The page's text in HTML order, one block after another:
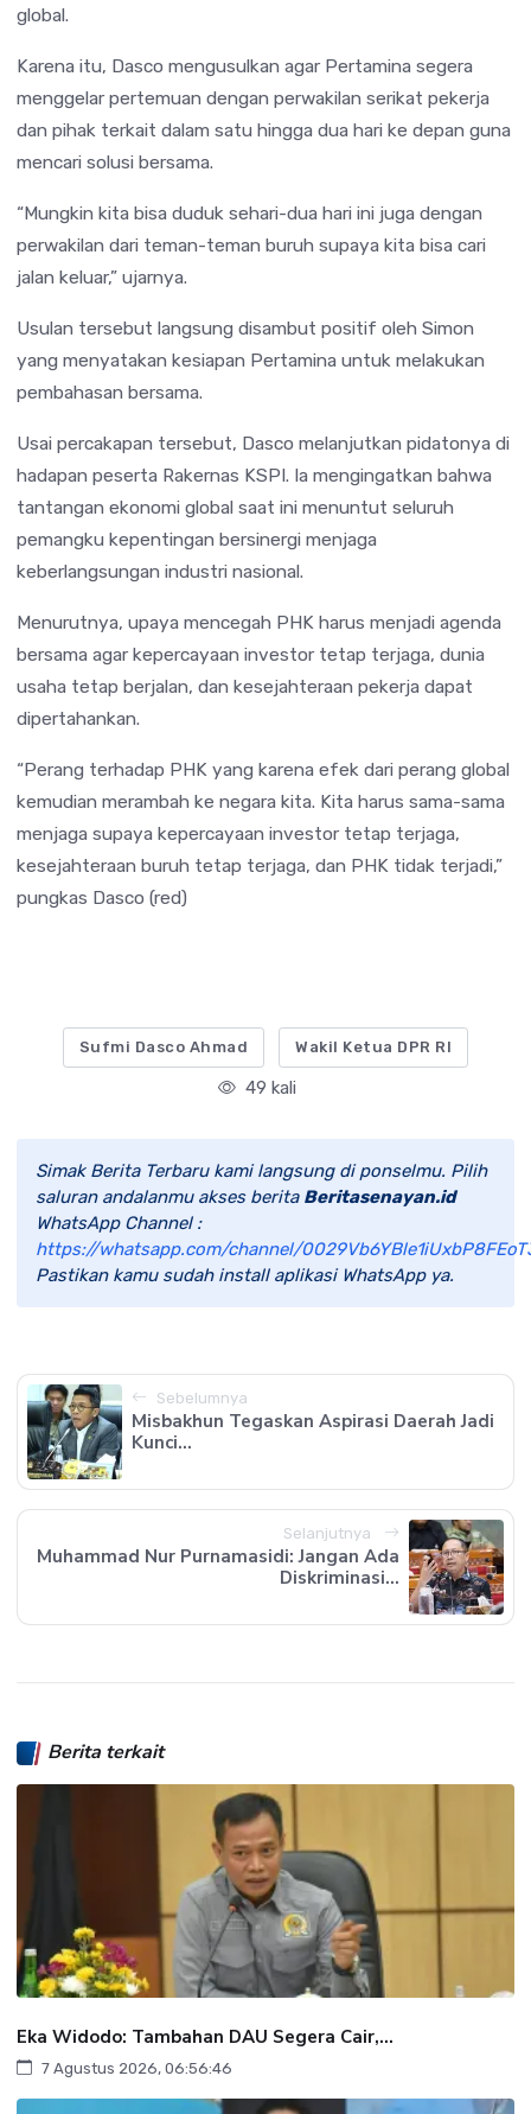
global.
Karena itu, Dasco mengusulkan agar Pertamina segera
menggelar pertemuan dengan perwakilan serikat pekerja
dan pihak terkait dalam satu hingga dua hari ke depan guna
mencari solusi bersama.
“Mungkin kita bisa duduk sehari-dua hari ini juga dengan
perwakilan dari teman-teman buruh supaya kita bisa cari
jalan keluar,” ujarnya.
Usulan tersebut langsung disambut positif oleh Simon
yang menyatakan kesiapan Pertamina untuk melakukan
pembahasan bersama.
Usai percakapan tersebut, Dasco melanjutkan pidatonya di
hadapan peserta Rakernas KSPI. Ia mengingatkan bahwa
tantangan ekonomi global saat ini menuntut seluruh
pemangku kepentingan bersinergi menjaga
keberlangsungan industri nasional.
Menurutnya, upaya mencegah PHK harus menjadi agenda
bersama agar kepercayaan investor tetap terjaga, dunia
usaha tetap berjalan, dan kesejahteraan pekerja dapat
dipertahankan.
“Perang terhadap PHK yang karena efek dari perang global
kemudian merambah ke negara kita. Kita harus sama-sama
menjaga supaya kepercayaan investor tetap terjaga,
kesejahteraan buruh tetap terjaga, dan PHK tidak terjadi,”
pungkas Dasco (red)
Sufmi Dasco Ahmad Wakil Ketua DPR RI
49 kali
Simak Berita Terbaru kami langsung di ponselmu. Pilih
saluran andalanmu akses berita Beritasenayan.id
WhatsApp Channel :
https://whatsapp.com/channel/
Pastikan kamu sudah install aplikasi WhatsApp ya.
Sebelumnya
Misbakhun Tegaskan Aspirasi Daerah Jadi
Kunci...
Selanjutnya
Muhammad Nur Purnamasidi: Jangan Ada
Diskriminasi...
Berita terkait
Eka Widodo: Tambahan DAU Segera Cair,...
7 Agustus 2026, 06:56:46